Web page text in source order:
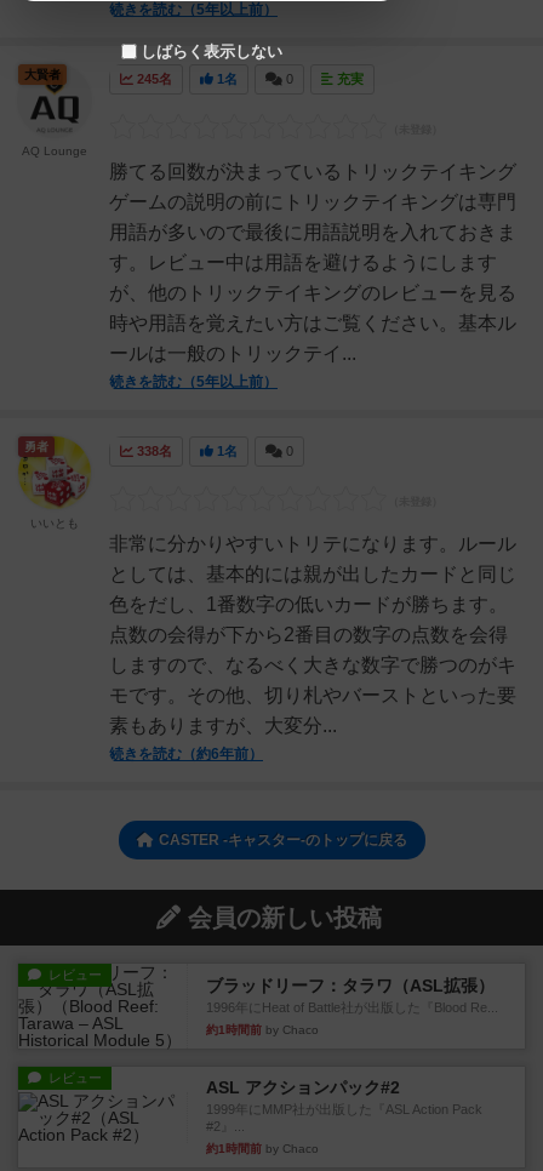
続きを読む（5年以上前）
245名 1名 0 充実
勝てる回数が決まっているトリックテイキング
ゲームの説明の前にトリックテイキングは専門
用語が多いので最後に用語説明を入れておきま
す。レビュー中は用語を避けるようにします
が、他のトリックテイキングのレビューを見る
時や用語を覚えたい方はご覧ください。基本ル
ールは一般のトリックテイ...
続きを読む（5年以上前）
大賢者
AQ Lounge
338名 1名 0
非常に分かりやすいトリテになります。ルール
としては、基本的には親が出したカードと同じ
色をだし、1番数字の低いカードが勝ちます。
点数の会得が下から2番目の数字の点数を会得
しますので、なるべく大きな数字で勝つのがキ
モです。その他、切り札やバーストといった要
素もありますが、大変分...
続きを読む（約6年前）
勇者
いいとも
CASTER -キャスター-のトップに戻る
会員の新しい投稿
レビュー
ブラッドリーフ：タラワ（ASL拡張）
1996年にHeat of Battle社が出版した『Blood Re...
約1時間前 by Chaco
レビュー ASL アクションパック#2
1999年にMMP社が出版した『ASL Action Pack
#2』...
約1時間前 by Chaco
しばらく表示しない